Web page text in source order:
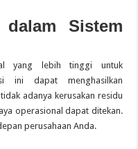
Sistem
yang lebih tinggi untuk
ini dapat menghasilkan
adanya kerusakan residu
operasional dapat ditekan.
perusahaan Anda.